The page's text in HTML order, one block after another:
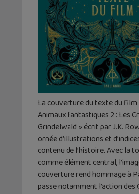
La couverture du texte du film
Animaux fantastiques 2 : Les
Grindelwald » écrit par J.K.
ornée d’illustrations et
contenu de l’histoire. Avec la
comme élément central,
couverture rend hommage à
passe notamment l’action des